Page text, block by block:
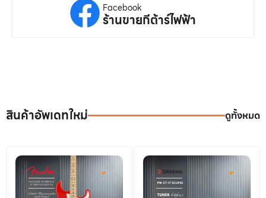
Facebook
ร้านขายกีต้าร์ไฟฟ้า
สินค้าอัพเดทใหม่ ดูทั้งหมด